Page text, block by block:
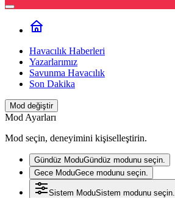
Havacılık Haberleri
Yazarlarımız
Savunma Havacılık
Son Dakika
Mod değiştir
Mod Ayarları
Mod seçin, deneyimini kişiselleştirin.
Gündüz ModuGündüz modunu seçin.
Gece ModuGece modunu seçin.
Sistem ModuSistem modunu seçin.